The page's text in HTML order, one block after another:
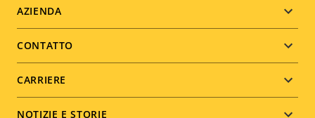
Footer
menu
AZIENDA
CONTATTO
CARRIERE
NOTIZIE E STORIE